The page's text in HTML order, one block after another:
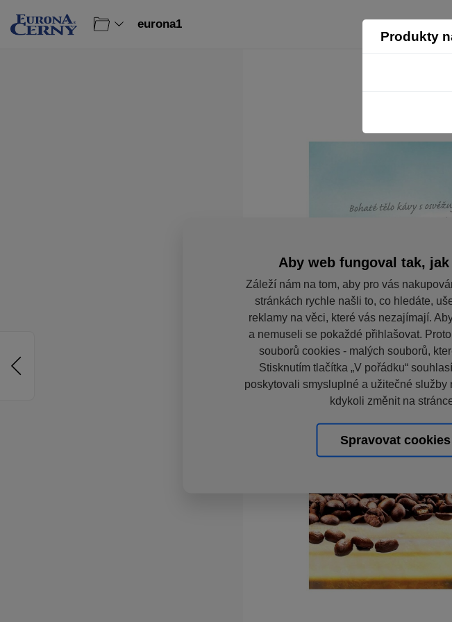
Produkty
eurona1
Aby web fungoval tak,
Záleží nám na tom, aby pro vás
stránkách rychle našli to, co hledáte,
reklamy na věci, které vás nezajímají.
a nemuseli se pokaždé přihlašovat.
souborů cookies - malých souborů,
Stisknutím tlačítka „V pořádku“
poskytovali smysluplné a užitečné
kdykoli změnit na
Spravovat cookies